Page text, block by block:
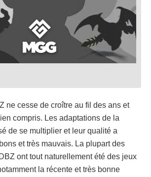
ne cesse de croître au fil des ans et
compris. Les adaptations de la
de se multiplier et leur qualité a
et très mauvais. La plupart des
ont tout naturellement été des jeux
la récente et très bonne